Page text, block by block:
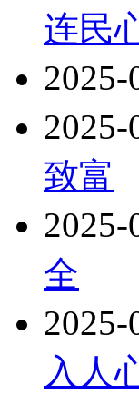
连民
2025-
2025-
致富
2025-
全
2025-
入人